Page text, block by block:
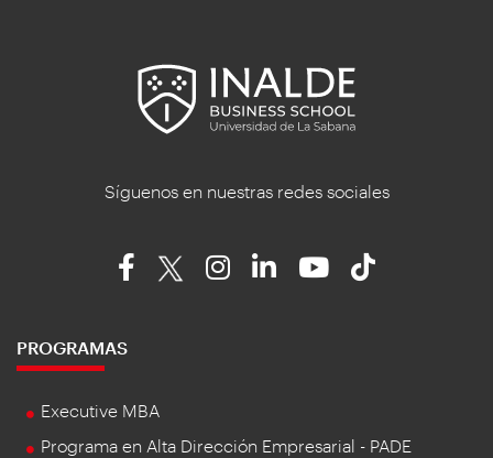
Síguenos en nuestras redes sociales
PROGRAMAS
Executive MBA
Programa en Alta Dirección Empresarial - PADE